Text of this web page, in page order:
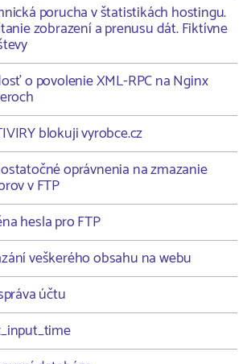
porucha v štatistikách hostingu.
zobrazení a prenusu dát. Fiktívne
o povolenie XML-RPC na Nginx
blokuji vyrobce.cz
oprávnenia na zmazanie
v FTP
hesla pro FTP
veškerého obsahu na webu
účtu